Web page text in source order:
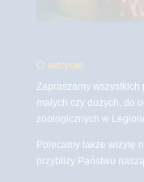
O witrynie
Zapraszamy
małych czy dużych, do
zoologicznych w
Polecamy także wizytę
przybliży Państwu